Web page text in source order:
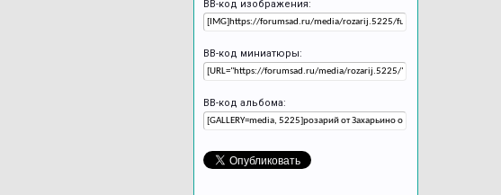
BB-код изображения:
BB-код миниатюры:
BB-код альбома: